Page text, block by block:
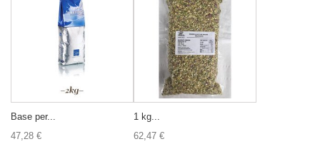
Base per...
47,28 €
1 kg...
62,47 €